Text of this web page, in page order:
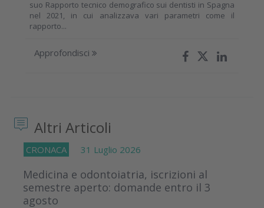
suo Rapporto tecnico demografico sui dentisti in Spagna
nel 2021, in cui analizzava vari parametri come il
rapporto...
Approfondisci
Altri Articoli
CRONACA 31 Luglio 2026
Medicina e odontoiatria, iscrizioni al
semestre aperto: domande entro il 3
agosto